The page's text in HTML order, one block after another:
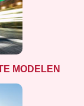
MODELEN